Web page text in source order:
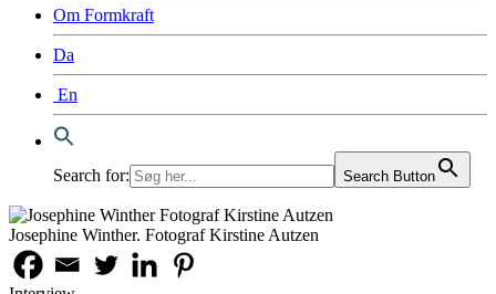
Om Formkraft
Da
En
Search for: Search Button
Josephine Winther. Fotograf Kirstine Autzen